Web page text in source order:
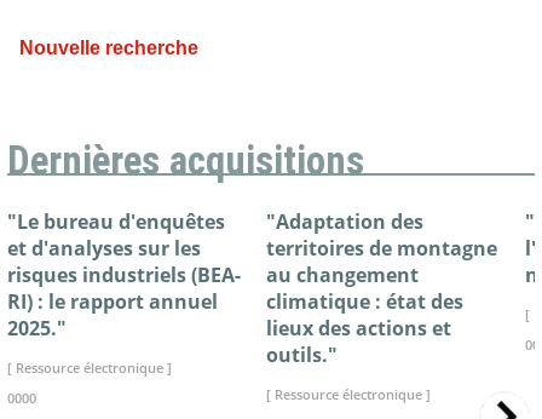
Nouvelle recherche
Dernières acquisitions
"Le bureau d'enquêtes
et d'analyses sur les
risques industriels (BEA-
RI) : le rapport annuel
2025."
[ Ressource électronique ]
0000
"Adaptation des
territoires de montagne
au changement
climatique : état des
lieux des actions et
outils."
[ Ressource électronique ]
[